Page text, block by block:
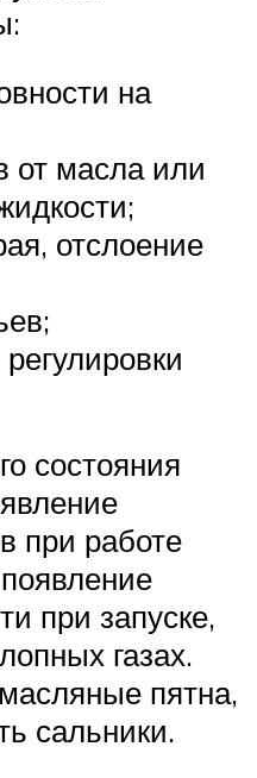
на
от масла или
отслоение
состояния
при работе
появление
при запуске,
газах.
пятна,
сальники.